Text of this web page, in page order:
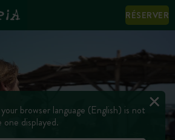
RÉSERVER
browser language (English) is not
one displayed.